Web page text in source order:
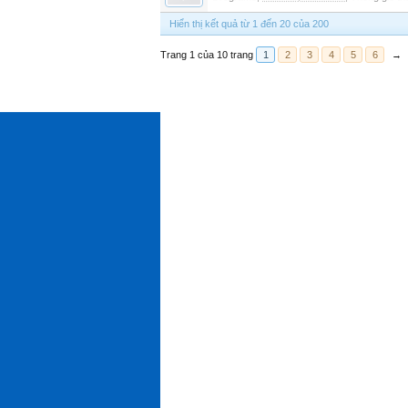
Hiển thị kết quả từ 1 đến 20 của 200
Trang 1 của 10 trang 1 2 3 4 5 6 →